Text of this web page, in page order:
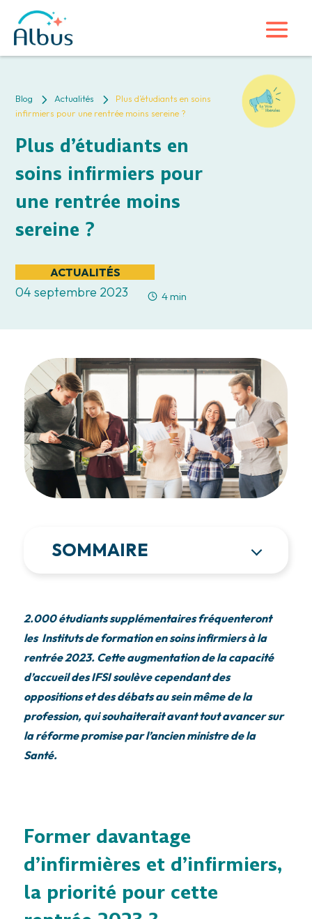
Blog 5 Actualités 5
Plus d’étudiants en soins
infirmiers pour une rentrée moins sereine ?
Plus d’étudiants en
soins infirmiers pour
une rentrée moins
sereine ?
ACTUALITÉS
04 septembre 2023 4 min
SOMMAIRE
2.000 étudiants supplémentaires fréquenteront
les Instituts de formation en soins infirmiers à la
rentrée 2023. Cette augmentation de la capacité
d’accueil des IFSI soulève cependant des
oppositions et des débats au sein même de la
profession, qui souhaiterait avant tout avancer sur
la réforme promise par l’ancien ministre de la
Santé.
Former davantage
d’infirmières et d’infirmiers,
la priorité pour cette